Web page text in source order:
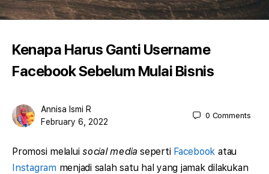
Kenapa Harus Ganti Username
Facebook Sebelum Mulai Bisnis
Annisa Ismi R
February 6, 2022
0 Comments
Promosi melaluisocial mediaseperti Facebook atau
Instagram menjadi salah satu hal yang jamak dilakukan